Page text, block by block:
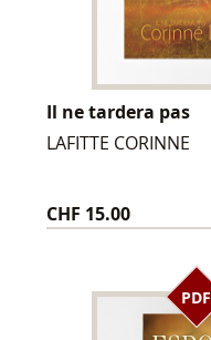
Il ne tardera pas
LAFITTE CORINNE
CHF 15.00
PDF